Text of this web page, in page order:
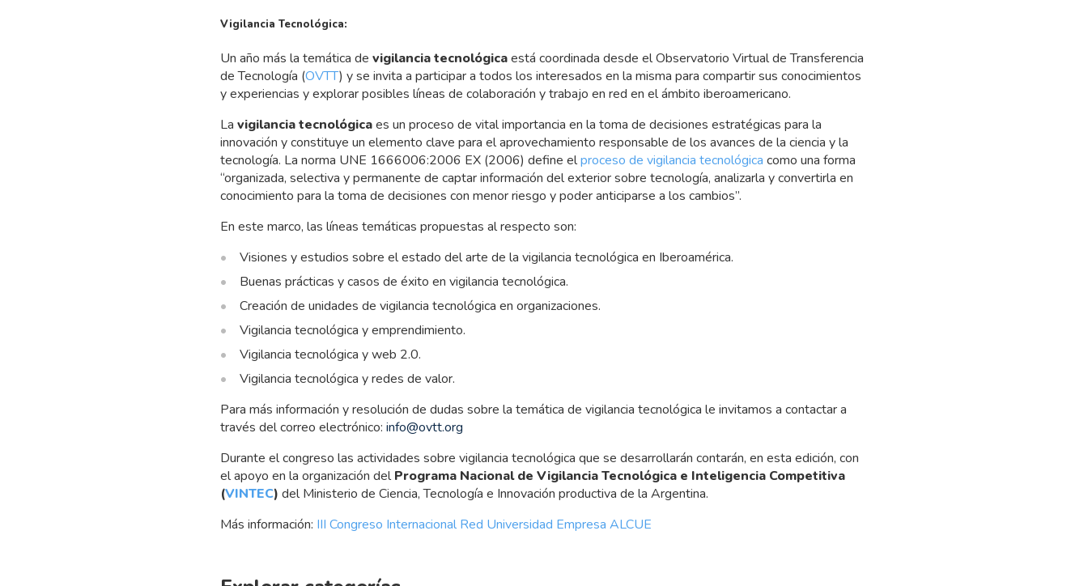
Vigilancia Tecnológica:
Un año más la temática de vigilancia tecnológicaestá coordinada desde el Observatorio Virtual de Transferencia
de Tecnología (OVTT) y se invita a participar a todos los interesados en la misma para compartir sus conocimientos
y experiencias y explorar posibles líneas de colaboración y trabajo en red en el ámbito iberoamericano.
La vigilancia tecnológicaes un proceso de vital importancia en la toma de decisiones estratégicas para la
innovación y constituye un elemento clave para el aprovechamiento responsable de los avances de la ciencia y la
tecnología. La norma UNE 1666006:2006 EX (2006) define elproceso de vigilancia tecnológica como una forma
“organizada, selectiva y permanente de captar información del exterior sobre tecnología, analizarla y convertirla en
conocimiento para la toma de decisiones con menor riesgo y poder anticiparse a los cambios”.
En este marco, las líneas temáticas propuestas al respecto son:
Visiones y estudios sobre el estado del arte de la vigilancia tecnológica en Iberoamérica.
Buenas prácticas y casos de éxito en vigilancia tecnológica.
Creación de unidades de vigilancia tecnológica en organizaciones.
Vigilancia tecnológica y emprendimiento.
Vigilancia tecnológica y web 2.0.
Vigilancia tecnológica y redes de valor.
Para más información y resolución de dudas sobre la temática de vigilancia tecnológica le invitamos a contactar a
través del correo electrónico: info@ovtt.org
Durante el congreso las actividades sobre vigilancia tecnológica que se desarrollarán contarán, en esta edición, con
el apoyo en la organización delPrograma Nacional de Vigilancia Tecnológica e Inteligencia Competitiva
(VINTEC) del Ministerio de Ciencia, Tecnología e Innovación productiva de la Argentina.
Más información: III Congreso Internacional Red Universidad Empresa ALCUE